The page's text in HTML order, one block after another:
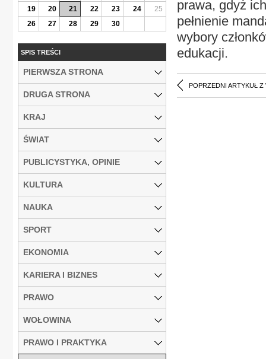
prawa, gdyż
pełnienie
wybory
edukacji.
POPRZEDNI ARTYKUŁ Z
19
20 21 22 23 24
25
26
27 28 29 30
SPIS TREŚCI
PIERWSZA STRONA
DRUGA STRONA
KRAJ
ŚWIAT
PUBLICYSTYKA, OPINIE
KULTURA
NAUKA
SPORT
EKONOMIA
KARIERA I BIZNES
PRAWO
WOŁOWINA
PRAWO I PRAKTYKA